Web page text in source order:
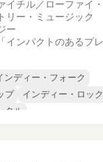
イチル／ローファイ
リー・ミュージック
ー
インパクトのあるプ
ンディー・フォーク
プ
インディー・ロック
タル